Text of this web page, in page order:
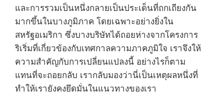
และการรวมเป็นหนึ่งกลายเป็นประเด็นที่ถกเถียงกัน
มากขึ้นในบางภูมิภาค โดยเฉพาะอย่างยิ่งใน
สหรัฐอเมริกา ซึ่งบางบริษัทได้ถอยห่างจากโครงการ
ริเริ่มที่เกี่ยวข้องกับเทศกาลความภาคภูมิใจ เราจึงให้
ความสำคัญกับการเปลี่ยนแปลงนี้ อย่างไรก็ตาม
แทนที่จะถอยกลับ เรากลับมองว่านี่เป็นเหตุผลหนึ่งที่
ทำให้เรายังคงยึดมั่นในแนวทางของเรา